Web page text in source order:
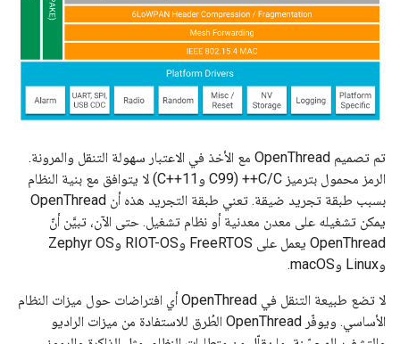
تم تصميم OpenThread مع الأخذ في الاعتبار سهولة التنقل والمرونة.
الرمز محمول بترميز C/C++ (C99 وC++11) لا يتوافق مع بنية النظام
بسبب طبقة تجريد ضيقة. تعني طبقة التجريد هذه أن OpenThread
يمكن تشغيله على معدن معدنية أو نظام تشغيل. حتى الآن، تبيَّن أنّ
OpenThread يعمل على FreeRTOS وRIOT-OS وZephyr OS
وLinux وmacOS.
لا تضع طبيعة التنقل في OpenThread أي افتراضات حول ميزات النظام
الأساسي. ويوفّر OpenThread الطُرق للاستفادة من ميزات الراديو